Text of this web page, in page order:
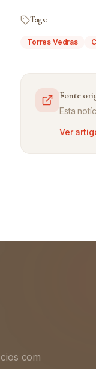
Tags:
Torres Vedras
Fonte
Esta
Ver
com